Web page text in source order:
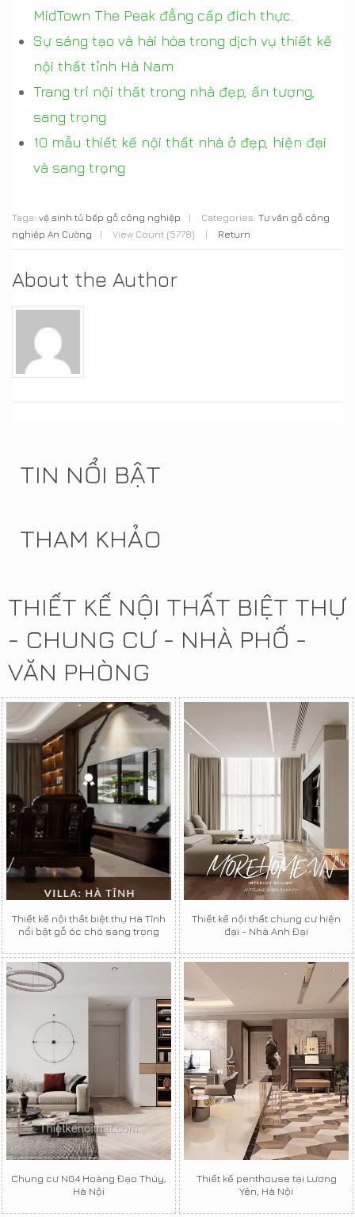
MidTown The Peak đẳng cấp đích thực.
Sự sáng tạo và hài hòa trong dịch vụ thiết kế
nội thất tỉnh Hà Nam
Trang trí nội thất trong nhà đẹp, ấn tượng,
sang trọng
10 mẫu thiết kế nội thất nhà ở đẹp, hiện đại
và sang trọng
Tags: vệ sinh tủ bếp gỗ công nghiệp | Categories: Tư vấn gỗ công
nghiệp An Cường
| View Count (5778) | Return
About the Author
TIN NỔI BẬT
THAM KHẢO
THIẾT KẾ NỘI THẤT BIỆT THỰ
- CHUNG CƯ - NHÀ PHỐ -
VĂN PHÒNG
Thiết kế nội thất biệt thự Hà Tĩnh
nổi bật gỗ óc chó sang trọng
Thiết kế nội thất chung cư hiện
đại - Nhà Anh Đại
Chung cư N04 Hoàng Đạo Thúy,
Hà Nội
Thiết kế penthouse tại Lương
Yên, Hà Nội